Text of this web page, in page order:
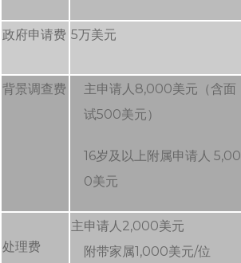
政府申请费 5万美元
背景调查费
主申请人8,000美元（含面
试500美元）
16岁及以上附属申请人 5,00
0美元
处理费
主申请人2,000美元
附带家属1,000美元/位